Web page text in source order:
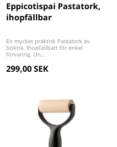
Eppicotispai Pastatork,
ihopfällbar
En mycket praktisk Pastatork av
bokträ. Ihopfällbart för enkel
förvaring. Un...
299,00 SEK